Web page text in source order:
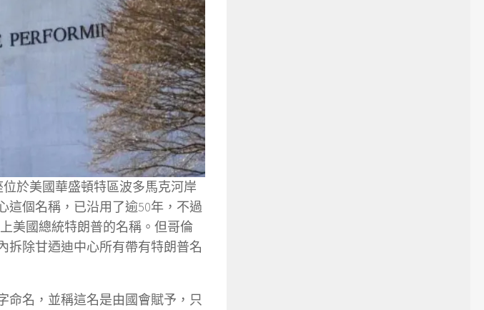
位於美國華盛頓特區波多馬克河岸
這個名稱，已沿用了逾50年，不過
美國總統特朗普的名稱。但哥倫
拆除甘迺迪中心所有帶有特朗普名
命名，並稱這名是由國會賦予，只